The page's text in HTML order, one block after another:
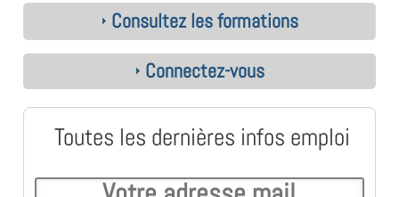
Consultez les formations
Connectez-vous
Toutes les dernières infos emploi